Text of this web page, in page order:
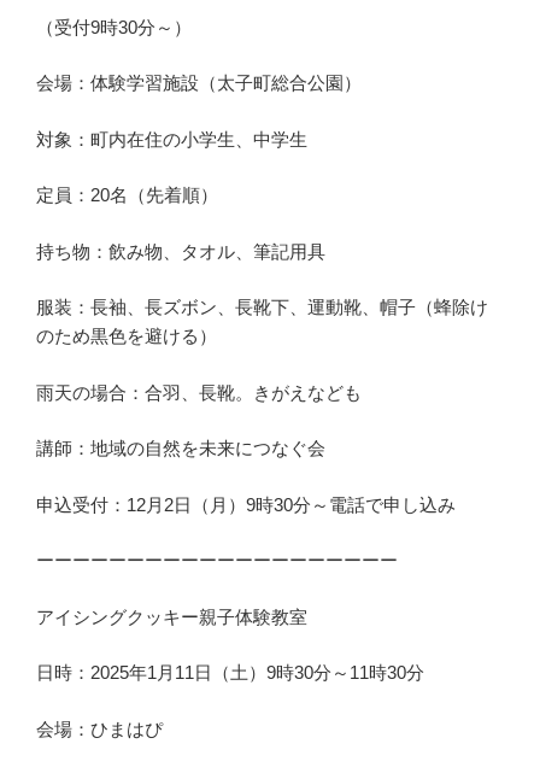
（受付9時30分～）
会場：体験学習施設（太子町総合公園）
対象：町内在住の小学生、中学生
定員：20名（先着順）
持ち物：飲み物、タオル、筆記用具
服装：長袖、長ズボン、長靴下、運動靴、帽子（蜂除け
のため黒色を避ける）
雨天の場合：合羽、長靴。きがえなども
講師：地域の自然を未来につなぐ会
申込受付：12月2日（月）9時30分～電話で申し込み
ーーーーーーーーーーーーーーーーーーーー
アイシングクッキー親子体験教室
日時：2025年1月11日（土）9時30分～11時30分
会場：ひまはぴ